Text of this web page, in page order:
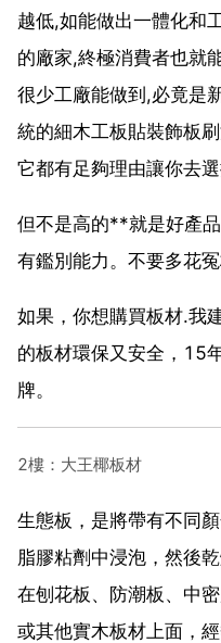
越低,如能做出一體化和
的廠家,終極消費者也就
很少工廠能做到,必竟是
統的細木工板貼裝飾板
它都有足夠理由讓你去選
但不是高的**就是好產
有鑑別能力。不要多花
如果，你想購買板材.我
的板材環保又安全，15
牌。
2樓：大王椰板材
生態板，是將帶有不同
脂膠粘劑中浸泡，然後
在刨花板、防潮板、中
或其他實木板材上面，